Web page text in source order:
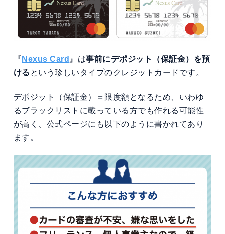
『 Nexus Card 』は事前にデポジット（保証金）を預
ける という珍しいタイプのクレジットカードです。
デポジット（保証金）＝限度額となるため、いわゆ
るブラックリストに載っている方でも作れる可能性
が高く、公式ページにも以下のように書かれてあり
ます。